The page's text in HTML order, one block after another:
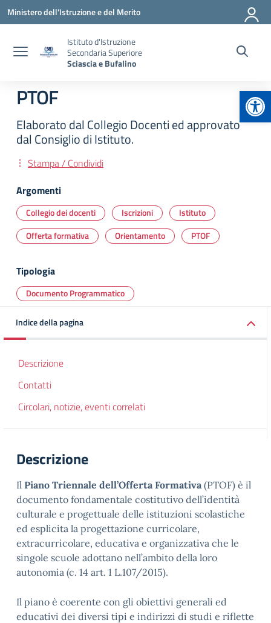
Vai ai contenuti
Vai al menu di navigazione
Vai al footer
Ministero dell'Istruzione e del Merito
Istituto d'Istruzione
Secondaria Superiore
Sciascia e Bufalino
PTOF
Elaborato dal Collegio Docenti ed approvato
dal Consiglio di Istituto.
Stampa / Condividi
Argomenti
Collegio dei docenti Iscrizioni
Istituto
Offerta formativa
Orientamento PTOF
Tipologia
Documento Programmatico
Indice della pagina
Descrizione
Contatti
Circolari, notizie, eventi correlati
Descrizione
Il Piano Triennale dell’Offerta Formativa(PTOF) è il
documento fondamentale costitutivo dell’identità
culturale e progettuale delle istituzioni scolastiche
ed esplicita la progettazione curricolare,
extracurricolare, educativa e organizzativa che le
singole scuole adottano nell’ambito della loro
autonomia (c. 14 art. 1 L.107/2015).
Il piano è coerente con gli obiettivi generali ed
educativi dei diversi tipi e indirizzi di studi e riflette